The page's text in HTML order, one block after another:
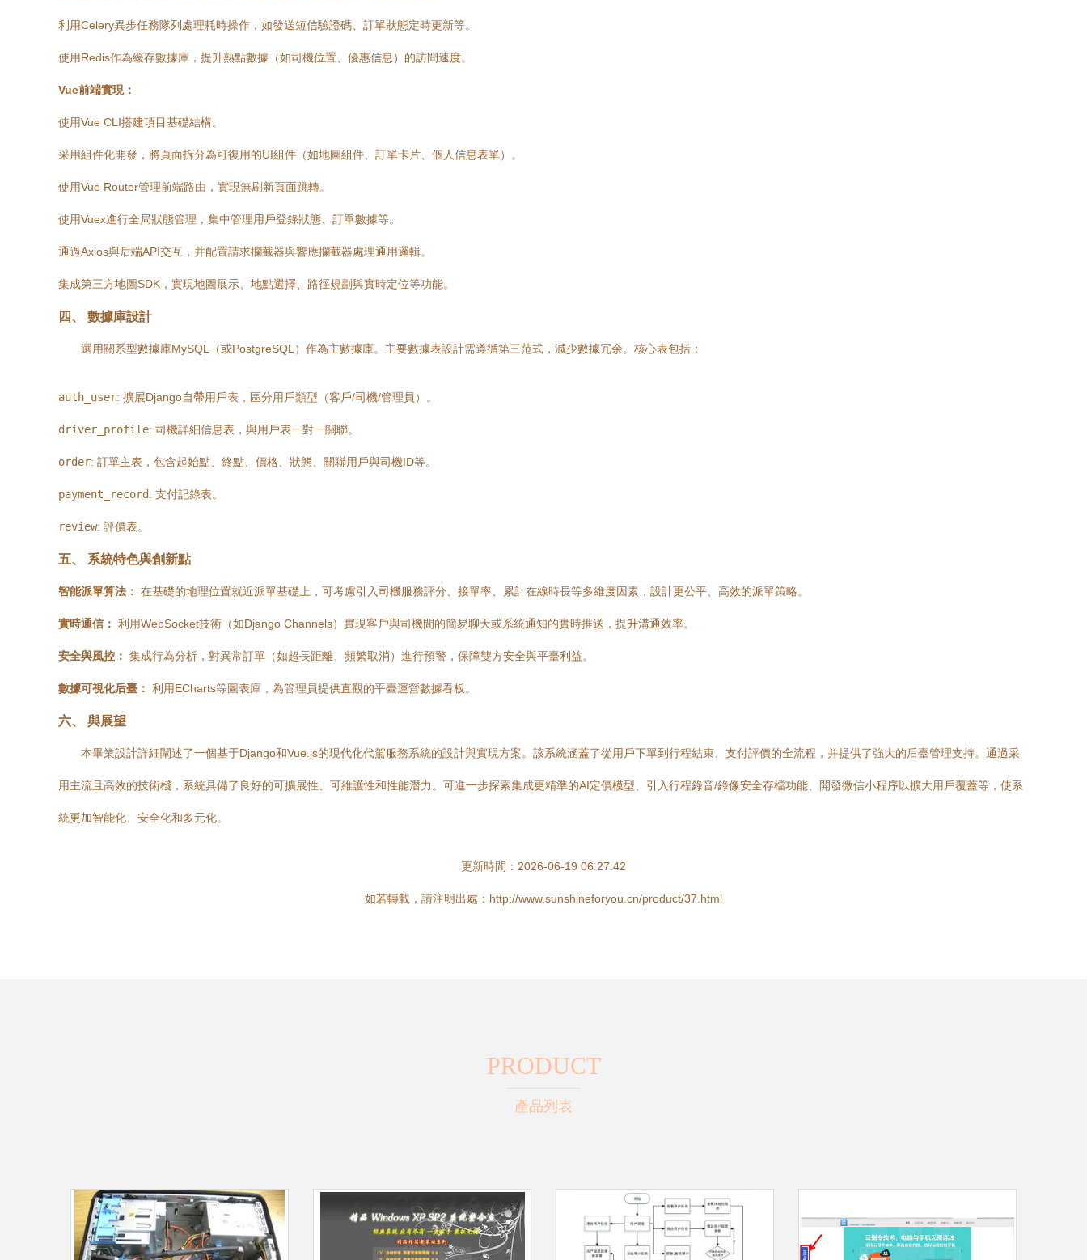
利用Celery異步任務隊列處理耗時操作，如發送短信驗證碼、訂單狀態定時更新等。
使用Redis作為緩存數據庫，提升熱點數據（如司機位置、優惠信息）的訪問速度。
Vue前端實現：
使用Vue CLI搭建項目基礎結構。
采用組件化開發，將頁面拆分為可復用的UI組件（如地圖組件、訂單卡片、個人信息表單）。
使用Vue Router管理前端路由，實現無刷新頁面跳轉。
使用Vuex進行全局狀態管理，集中管理用戶登錄狀態、訂單數據等。
通過Axios與后端API交互，并配置請求攔截器與響應攔截器處理通用邏輯。
集成第三方地圖SDK，實現地圖展示、地點選擇、路徑規劃與實時定位等功能。
四、 數據庫設計
選用關系型數據庫MySQL（或PostgreSQL）作為主數據庫。主要數據表設計需遵循第三范式，減少數據冗余。核心表包括：
auth_user: 擴展Django自帶用戶表，區分用戶類型（客戶/司機/管理員）。
driver_profile: 司機詳細信息表，與用戶表一對一關聯。
order: 訂單主表，包含起始點、終點、價格、狀態、關聯用戶與司機ID等。
payment_record: 支付記錄表。
review: 評價表。
五、 系統特色與創新點
智能派單算法： 在基礎的地理位置就近派單基礎上，可考慮引入司機服務評分、接單率、累計在線時長等多維度因素，設計更公平、高效的派單策略。
實時通信： 利用WebSocket技術（如Django Channels）實現客戶與司機間的簡易聊天或系統通知的實時推送，提升溝通效率。
安全與風控： 集成行為分析，對異常訂單（如超長距離、頻繁取消）進行預警，保障雙方安全與平臺利益。
數據可視化后臺： 利用ECharts等圖表庫，為管理員提供直觀的平臺運營數據看板。
六、 與展望
本畢業設計詳細闡述了一個基于Django和Vue.js的現代化代駕服務系統的設計與實現方案。該系統涵蓋了從用戶下單到行程結束、支付評價的全流程，并提供了強大的后臺管理支持。通過采
用主流且高效的技術棧，系統具備了良好的可擴展性、可維護性和性能潛力。可進一步探索集成更精準的AI定價模型、引入行程錄音/錄像安全存檔功能、開發微信小程序以擴大用戶覆蓋等，使系
統更加智能化、安全化和多元化。
更新時間：2026-06-19 06:27:42
如若轉載，請注明出處：http://www.sunshineforyou.cn/product/37.html
PRODUCT
產品列表